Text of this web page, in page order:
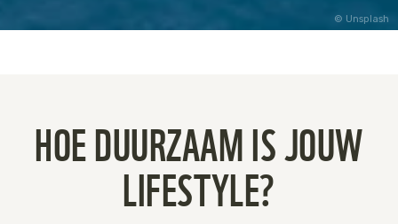
Unsplash
HOE DUURZAAM IS JOUW
LIFESTYLE?